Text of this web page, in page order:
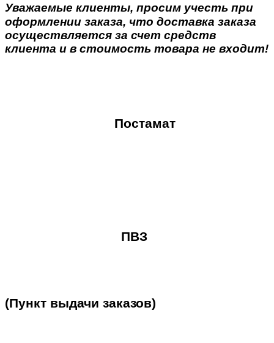
Уважаемые клиенты, просим учесть при
оформлении заказа, что доставка заказа
осуществляется за счет средств
клиента и в стоимость товара не входит!
Постамат
ПВЗ
(Пункт выдачи заказов)